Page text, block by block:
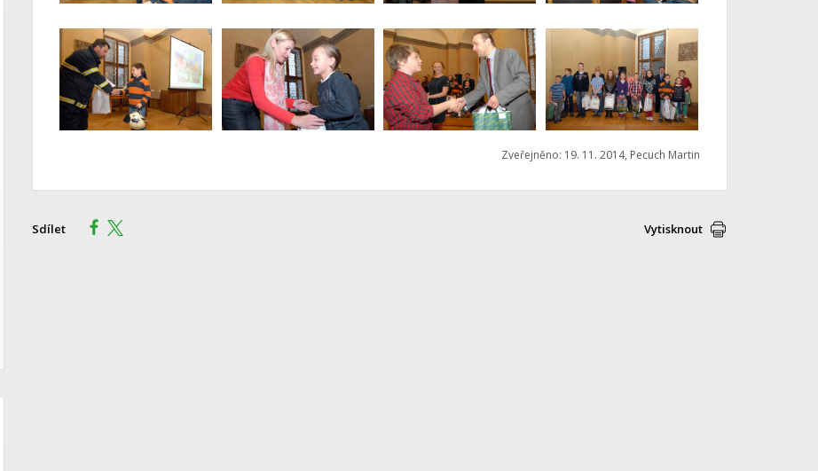
Zveřejněno: 19. 11. 2014, Pecuch Martin
Sdílet Vytisknout